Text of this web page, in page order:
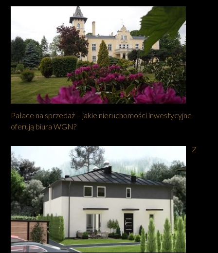
Pałace na sprzedaż – jakie nieruchomości inwestycyjne
oferują biura WGN?
Z